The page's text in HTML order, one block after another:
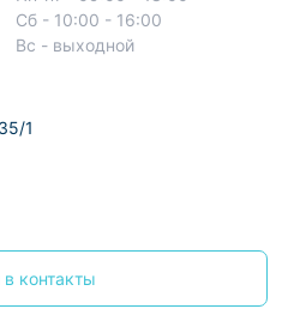
Сб - 10:00 - 16:00
Вс - выходной
1
контакты